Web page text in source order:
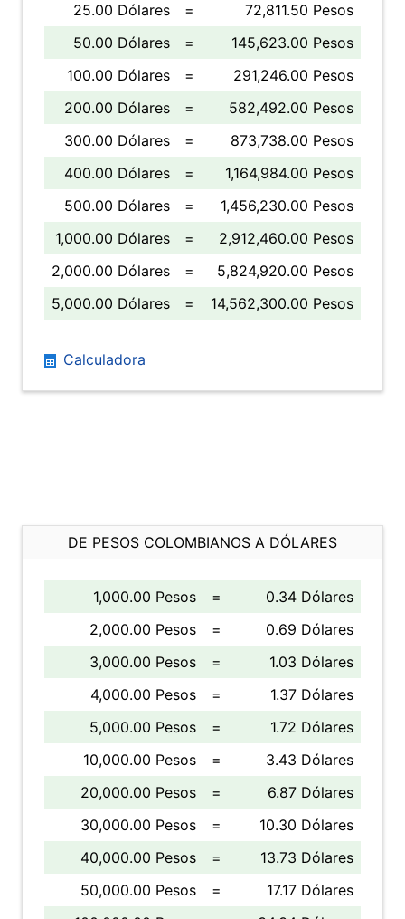
25.00 Dólares
=
72,811.50 Pesos
50.00 Dólares
=
145,623.00 Pesos
100.00 Dólares
=
291,246.00 Pesos
200.00 Dólares
=
582,492.00 Pesos
300.00 Dólares
=
873,738.00 Pesos
400.00 Dólares
=
1,164,984.00 Pesos
500.00 Dólares
=
1,456,230.00 Pesos
1,000.00 Dólares
=
2,912,460.00 Pesos
2,000.00 Dólares
=
5,824,920.00 Pesos
5,000.00 Dólares
= 14,562,300.00 Pesos
Calculadora
DE PESOS COLOMBIANOS A DÓLARES
1,000.00 Pesos =
0.34 Dólares
2,000.00 Pesos
=
0.69 Dólares
3,000.00 Pesos
=
1.03 Dólares
4,000.00 Pesos
=
1.37 Dólares
5,000.00 Pesos
=
1.72 Dólares
10,000.00 Pesos
=
3.43 Dólares
20,000.00 Pesos
=
6.87 Dólares
30,000.00 Pesos
=
10.30 Dólares
40,000.00 Pesos
=
13.73 Dólares
50,000.00 Pesos
=
17.17 Dólares